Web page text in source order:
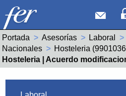
Portada Asesorías Laboral
Nacionales
Actual:
Hosteleria | Acuerdo modificacion |